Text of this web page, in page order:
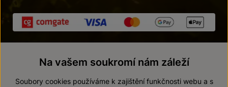
Na vašem soukromí nám záleží
Soubory cookies používáme k zajištění funkčnosti webu a s